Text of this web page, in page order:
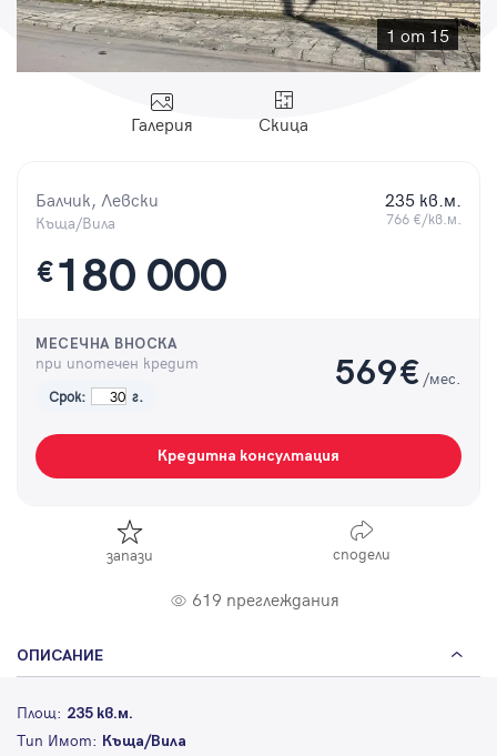
1 от 15
Галерия Скица
Балчик, Левски
Къща/Вила
235 кв.м.
766 €/кв.м.
€180 000
МЕСЕЧНА ВНОСКА
при ипотечен кредит
Срок: г.
569€ /мес.
Кредитна консултация
запази сподели
619 преглеждания
ОПИСАНИЕ
Площ: 235 кв.м.
Тип Имот: Къща/Вила
Парола
Регистрация